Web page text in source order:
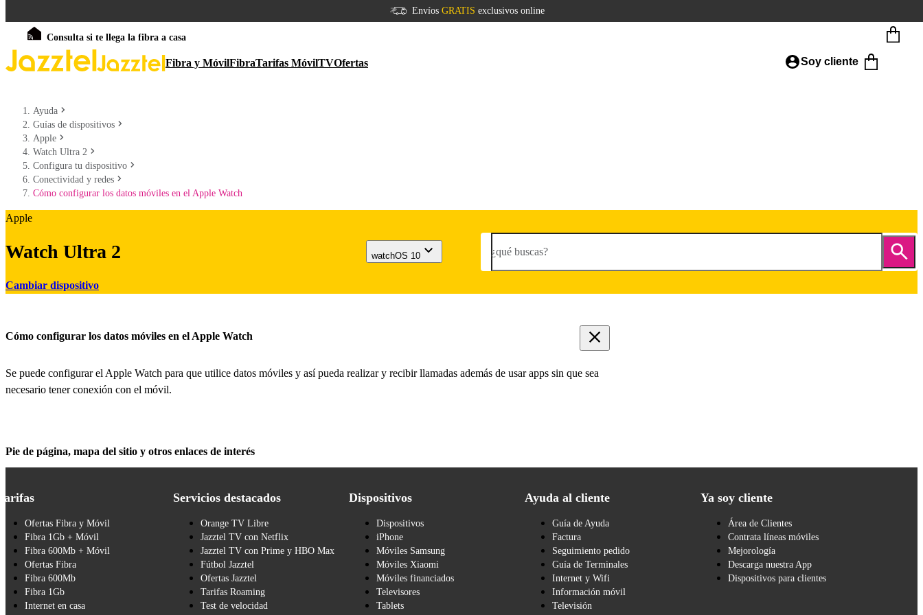
Envíos GRATIS exclusivos online
Consulta si te llega la fibra a casa
Fibra y MóvilFibraTarifas MóvilTVOfertas Soy cliente
Ayuda
Guías de dispositivos
Apple
Watch Ultra 2
Configura tu dispositivo
Conectividad y redes
Cómo configurar los datos móviles en el Apple Watch
Apple
Watch Ultra 2
Cambiar dispositivo
watchOS 10 ¿qué buscas?
Cómo configurar los datos móviles en el Apple Watch
Se puede configurar el Apple Watch para que utilice datos móviles y así pueda realizar y recibir llamadas además de usar apps sin que sea
necesario tener conexión con el móvil.
Pie de página, mapa del sitio y otros enlaces de interés
Ofertas Fibra y Móvil
Fibra 1Gb + Móvil
Fibra 600Mb + Móvil
Ofertas Fibra
Fibra 600Mb
Fibra 1Gb
Internet en casa
Servicios destacados
Orange TV Libre
Jazztel TV con Netflix
Jazztel TV con Prime y HBO Max
Fútbol Jazztel
Ofertas Jazztel
Tarifas Roaming
Test de velocidad
Dispositivos
Dispositivos
iPhone
Móviles Samsung
Móviles Xiaomi
Móviles financiados
Televisores
Tablets
Ayuda al cliente
Guía de Ayuda
Factura
Seguimiento pedido
Guía de Terminales
Internet y Wifi
Información móvil
Televisión
Ya soy cliente
Área de Clientes
Contrata líneas móviles
Mejorología
Descarga nuestra App
Dispositivos para clientes